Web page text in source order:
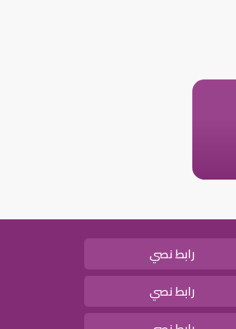
رابط نصي
رابط نصي